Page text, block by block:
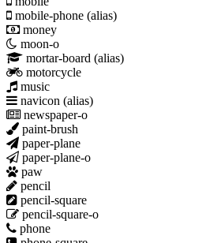
mobile-phone (alias)
money
moon-o
mortar-board (alias)
motorcycle
music
navicon (alias)
newspaper-o
paint-brush
paper-plane
paper-plane-o
paw
pencil
pencil-square
pencil-square-o
phone